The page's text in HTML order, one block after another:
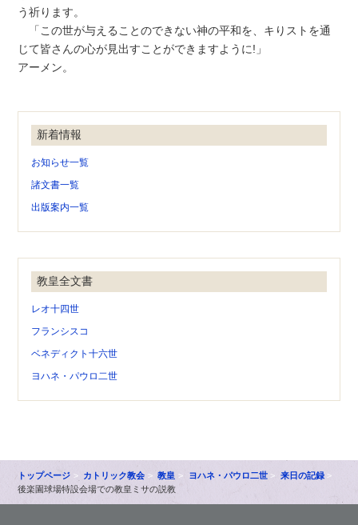
う祈ります。
「この世が与えることのできない神の平和を、キりストを通
じて皆さんの心が見出すことができますように!」
アーメン。
新着情報
お知らせ一覧
諸文書一覧
出版案内一覧
教皇全文書
レオ十四世
フランシスコ
ベネディクト十六世
ヨハネ・パウロ二世
トップページ カトリック教会 教皇 ヨハネ・パウロ二世
来日の記録
後楽園球場特設会場での教皇ミサの説教